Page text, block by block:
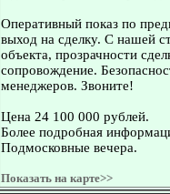
Оперативный показ по
выход на сделку. С нашей
объекта, прозрачности
сопровождение.
менеджеров. Звоните!
Цена 24 100 000 рублей.
Более подробная
Подмосковные вечера.
Показать на карте>>